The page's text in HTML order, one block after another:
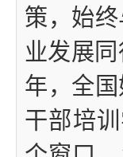
策，始
业发展
年，全
干部培